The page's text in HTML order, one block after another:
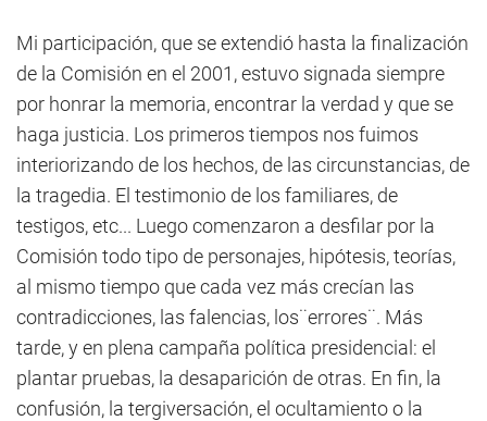
Mi participación, que se extendió hasta la finalización
de la Comisión en el 2001, estuvo signada siempre
por honrar la memoria, encontrar la verdad y que se
haga justicia. Los primeros tiempos nos fuimos
interiorizando de los hechos, de las circunstancias, de
la tragedia. El testimonio de los familiares, de
testigos, etc... Luego comenzaron a desfilar por la
Comisión todo tipo de personajes, hipótesis, teorías,
al mismo tiempo que cada vez más crecían las
contradicciones, las falencias, los¨errores¨. Más
tarde, y en plena campaña política presidencial: el
plantar pruebas, la desaparición de otras. En fin, la
confusión, la tergiversación, el ocultamiento o la